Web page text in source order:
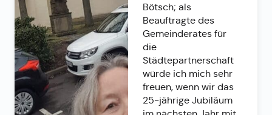
Bötsch; als
Beauftragte des
Gemeinderates für
die
Städtepartnerschaft
würde ich mich sehr
freuen, wenn wir das
25-jährige Jubiläum